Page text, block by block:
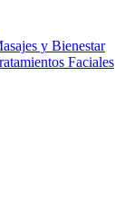
y Bienestar
Faciales